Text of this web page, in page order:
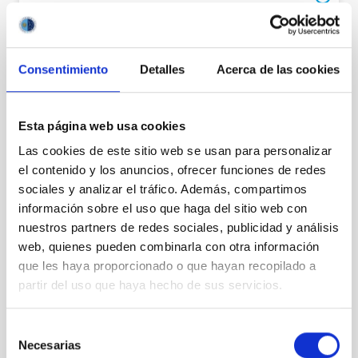
Consentimiento Detalles Acerca de las cookies
Esta página web usa cookies
Las cookies de este sitio web se usan para personalizar
el contenido y los anuncios, ofrecer funciones de redes
sociales y analizar el tráfico. Además, compartimos
información sobre el uso que haga del sitio web con
nuestros partners de redes sociales, publicidad y análisis
web, quienes pueden combinarla con otra información
que les haya proporcionado o que hayan recopilado a
partir del uso que haya hecho de sus servicios.
Necesarias
38570 Izaña, Santa Cruz de Tenerife
Contact
LOCATION
CONTACT WITH THIS HEADQUARTER